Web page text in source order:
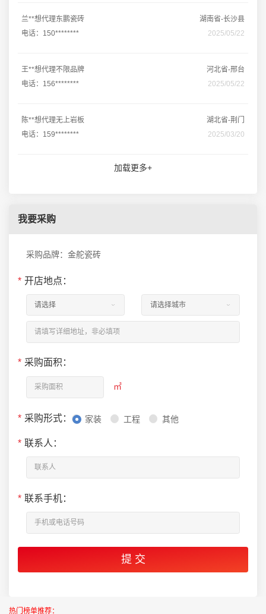
兰**想代理东鹏瓷砖
湖南省-长沙县
电话：150********
2025/05/22
王**想代理不限品牌
河北省-邢台
电话：156********
2025/05/22
陈**想代理无上岩板
湖北省-荆门
电话：159********
2025/03/20
加载更多+
我要采购
采购品牌：金舵瓷砖
* 开店地点：
* 采购面积：
㎡
* 采购形式： 家装 工程 其他
* 联系人：
* 联系手机：
热门榜单推荐：